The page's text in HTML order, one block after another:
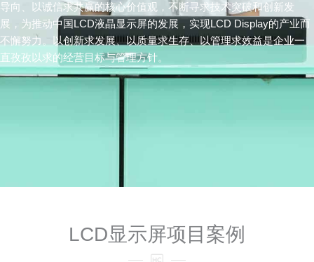
导向、以诚信求共赢的核心价值观，不断寻求技术突破和创新发
展，为推动中国LCD液晶显示屏的发展，实现LCD Display的产业而
不懈努力。以创新求发展、以质量求生存、以管理求效益是企业一
直孜孜以求的经营目标与管理方针。
LCD显示屏项目案例